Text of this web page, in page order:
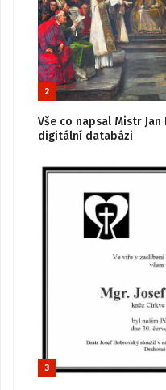
2
Vše co napsal Mistr
digitální databázi
3